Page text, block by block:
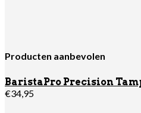
Producten aanbevolen
BaristaPro Precision
€34,95